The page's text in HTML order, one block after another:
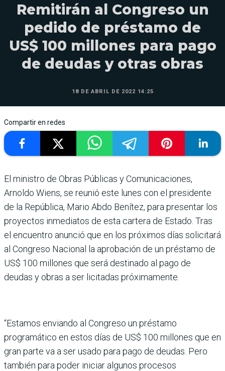
Remitirán al Congreso un
pedido de préstamo de
US$ 100 millones para pago
de deudas y otras obras
18 DE ABRIL DE 2022 14:25
Compartir en redes
El ministro de Obras Públicas y Comunicaciones,
Arnoldo Wiens, se reunió este lunes con el presidente
de la República, Mario Abdo Benítez, para presentar los
proyectos inmediatos de esta cartera de Estado. Tras
el encuentro anunció que en los próximos días solicitará
al Congreso Nacional la aprobación de un préstamo de
US$ 100 millones que será destinado al pago de
deudas y obras a ser licitadas próximamente.
“Estamos enviando al Congreso un préstamo
programático en estos días de US$ 100 millones que en
gran parte va a ser usado para pago de deudas. Pero
también para poder iniciar algunos procesos